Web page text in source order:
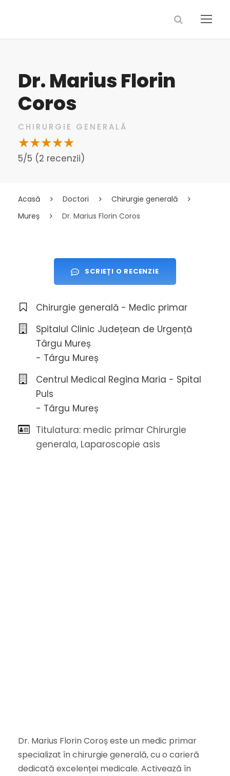
Dr. Marius Florin
Coros
CHIRURGIE GENERALĂ
5/5 (2 recenzii)
Acasă Doctori
Chirurgie generală
Mureș
Dr. Marius Florin Coros
SCRIEȚI O RECENZIE
Chirurgie generală - Medic primar
Spitalul Clinic Județean de Urgență
Târgu Mureș
- Târgu Mureș
Centrul Medical Regina Maria - Spital
Puls
- Târgu Mureș
Titulatura: medic primar Chirurgie
generala, Laparoscopie asis
Dr. Marius Florin Coroș este un medic primar
specializat în chirurgie generală, cu o carieră
dedicată excelenței medicale. Activează în